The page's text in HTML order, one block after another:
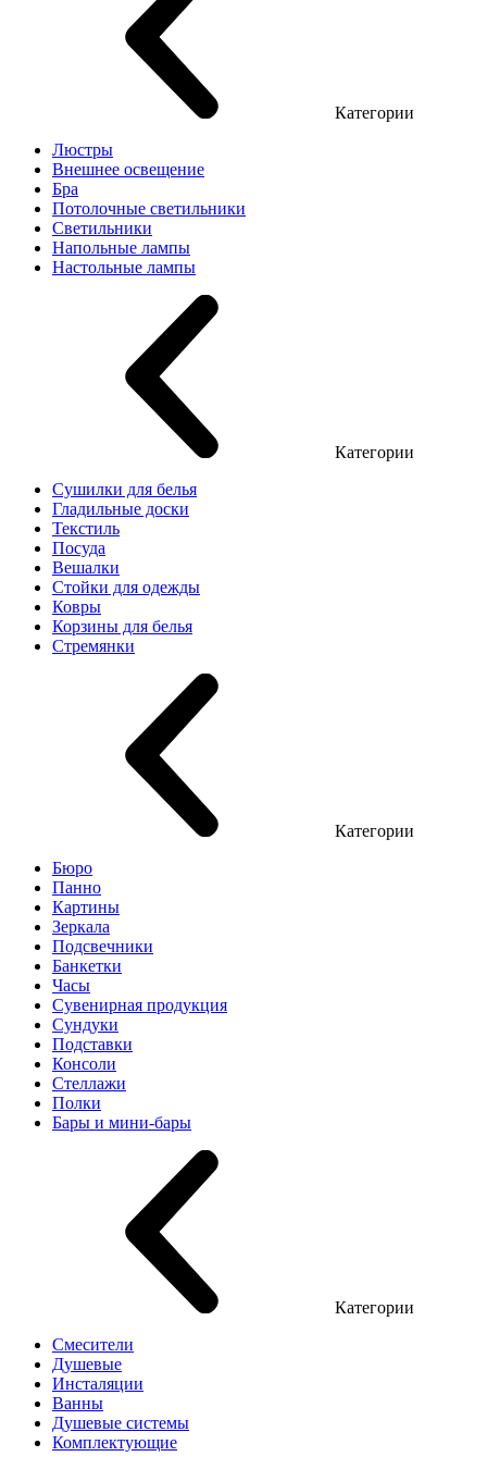
Категории
Люстры
Внешнее освещение
Бра
Потолочные светильники
Светильники
Напольные лампы
Настольные лампы
Категории
Сушилки для белья
Гладильные доски
Текстиль
Посуда
Вешалки
Стойки для одежды
Ковры
Корзины для белья
Стремянки
Категории
Бюро
Панно
Картины
Зеркала
Подсвечники
Банкетки
Часы
Сувенирная продукция
Сундуки
Подставки
Консоли
Стеллажи
Полки
Бары и мини-бары
Категории
Смесители
Душевые
Инсталяции
Ванны
Душевые системы
Комплектующие